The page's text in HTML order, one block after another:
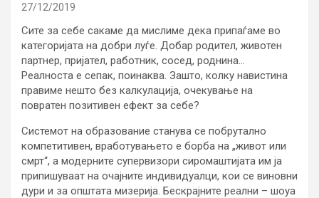
27/12/2019
Сите за себе сакаме да мислиме дека припаѓаме во
категоријата на добри луѓе. Добар родител, животен
партнер, пријател, работник, сосед, роднина…
Реалноста е сепак, поинаква. Зашто, колку навистина
правиме нешто без калкулација, очекување на
повратен позитивен ефект за себе?
Системот на образование станува се побрутално
компетитивен, вработувањето е борба на „живот или
смрт“, а модерните супервизори сиромаштијата им ја
припишуваат на очајните индивидуалци, кои се виновни
дури и за општата мизерија. Бескрајните реални – шоуа